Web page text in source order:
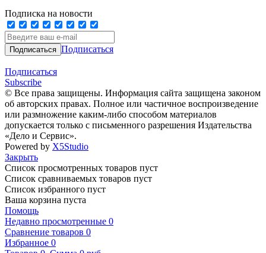
Подписка на новости
Подписаться
Подписаться
Subscribe
© Все права защищены. Информация сайта защищена законом
об авторских правах. Полное или частичное воспроизведение
или размножение каким-либо способом материалов
допускается только с письменного разрешения Издательства
«Дело и Сервис».
Powered by X5Studio
Закрыть
Список просмотренных товаров пуст
Список сравниваемых товаров пуст
Список избранного пуст
Ваша корзина пуста
Помощь
Недавно просмотренные 0
Сравнение товаров 0
Избранное 0